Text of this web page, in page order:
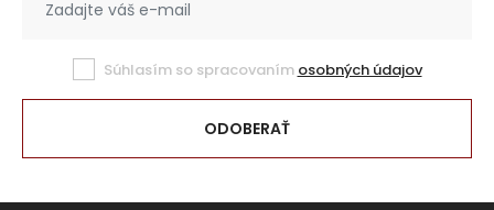
ODOBERAŤ
Súhlasím so spracovaním osobných údajov